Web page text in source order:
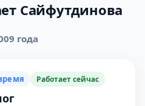
Сайфутдинова
года
Работает сейчас